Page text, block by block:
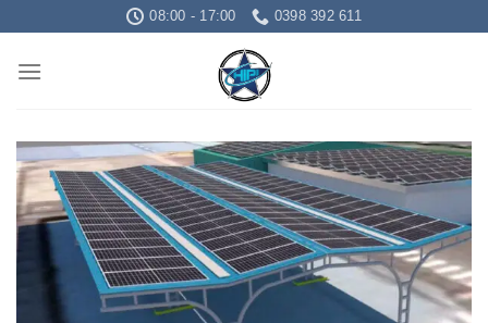
content
08:00 - 17:00 0398 392 611